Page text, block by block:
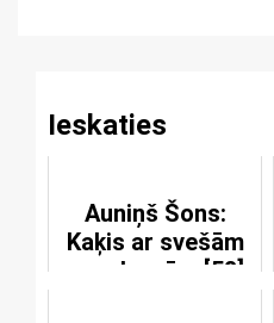
Ieskaties
Auniņš Šons:
Kaķis ar svešām
smadzenēm [58]